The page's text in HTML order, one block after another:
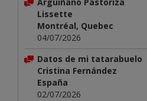
Arguiñano Pastoriza
Lissette
Montréal, Quebec
04/07/2026
Datos de mi tatarabuelo
Cristina Fernández
España
02/07/2026